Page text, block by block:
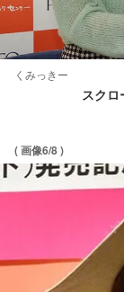
くみっきー
スク
( 画像6/8 )